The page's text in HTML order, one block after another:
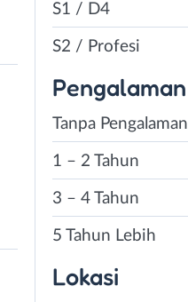
S1 / D4
S2 / Profesi
Pengalaman
Tanpa Pengalaman
1 – 2 Tahun
3 – 4 Tahun
5 Tahun Lebih
Lokasi